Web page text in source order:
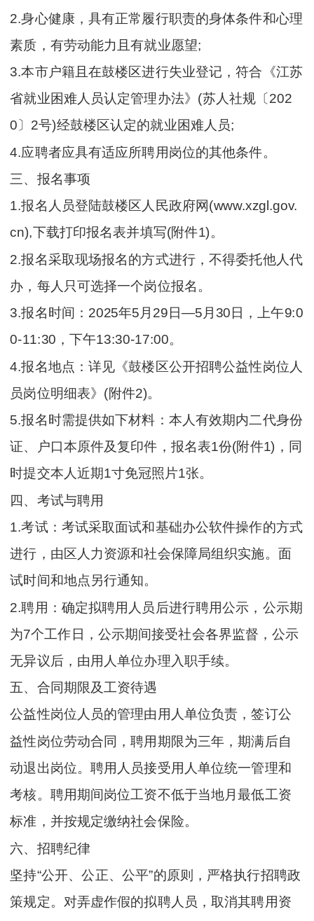
2.身心健康，具有正常履行职责的身体条件和心理
素质，有劳动能力且有就业愿望;
3.本市户籍且在鼓楼区进行失业登记，符合《江苏
省就业困难人员认定管理办法》(苏人社规〔202
0〕2号)经鼓楼区认定的就业困难人员;
4.应聘者应具有适应所聘用岗位的其他条件。
三、报名事项
1.报名人员登陆鼓楼区人民政府网(www.xzgl.gov.
cn),下载打印报名表并填写(附件1)。
2.报名采取现场报名的方式进行，不得委托他人代
办，每人只可选择一个岗位报名。
3.报名时间：2025年5月29日—5月30日，上午9:0
0-11:30，下午13:30-17:00。
4.报名地点：详见《鼓楼区公开招聘公益性岗位人
员岗位明细表》(附件2)。
5.报名时需提供如下材料：本人有效期内二代身份
证、户口本原件及复印件，报名表1份(附件1)，同
时提交本人近期1寸免冠照片1张。
四、考试与聘用
1.考试：考试采取面试和基础办公软件操作的方式
进行，由区人力资源和社会保障局组织实施。面
试时间和地点另行通知。
2.聘用：确定拟聘用人员后进行聘用公示，公示期
为7个工作日，公示期间接受社会各界监督，公示
无异议后，由用人单位办理入职手续。
五、合同期限及工资待遇
公益性岗位人员的管理由用人单位负责，签订公
益性岗位劳动合同，聘用期限为三年，期满后自
动退出岗位。聘用人员接受用人单位统一管理和
考核。聘用期间岗位工资不低于当地月最低工资
标准，并按规定缴纳社会保险。
六、招聘纪律
坚持“公开、公正、公平”的原则，严格执行招聘政
策规定。对弄虚作假的拟聘人员，取消其聘用资